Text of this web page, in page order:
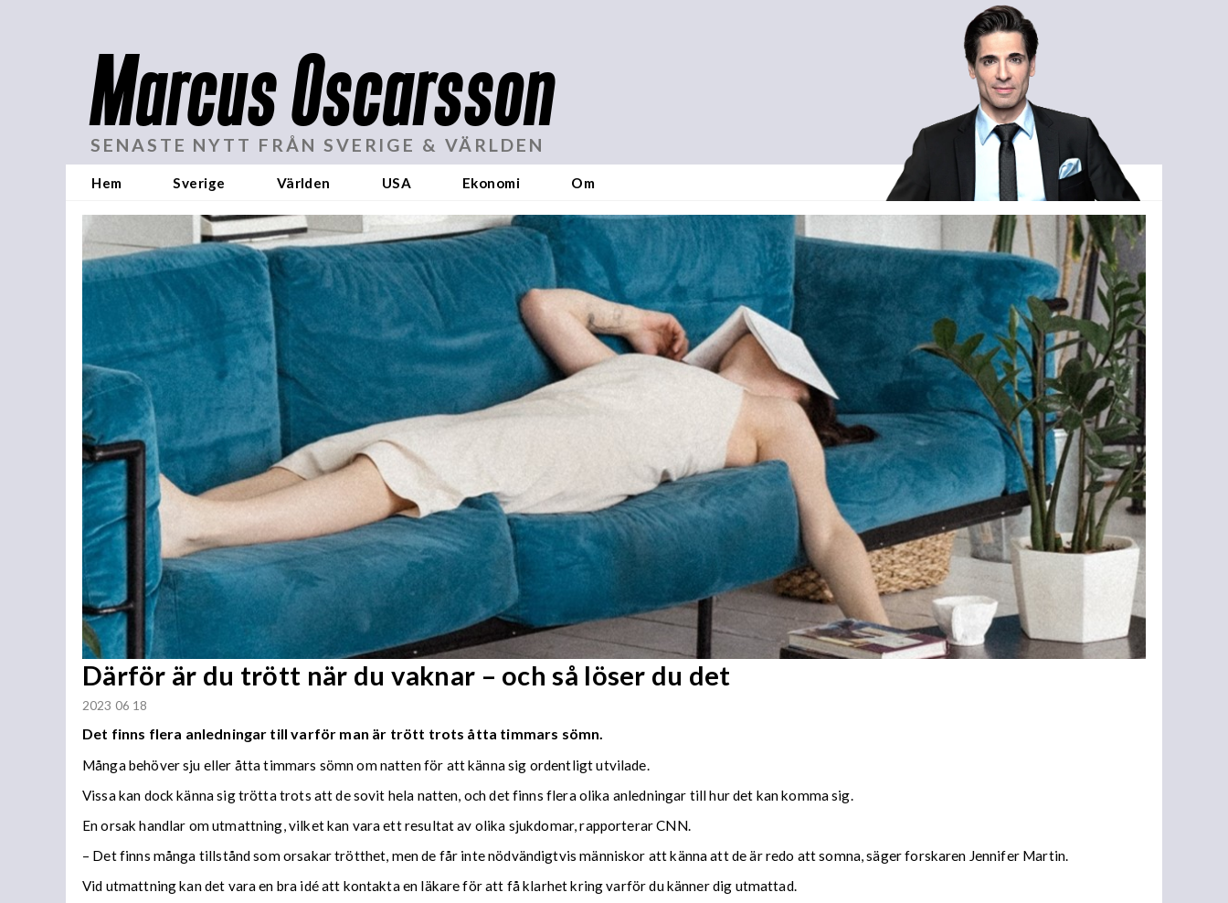
Marcus Oscarsson
SENASTE NYTT FRÅN SVERIGE & VÄRLDEN
Hem Sverige Världen USA Ekonomi Om
Därför är du trött när du vaknar – och så löser du det
2023 06 18
Det finns flera anledningar till varför man är trött trots åtta timmars sömn.
Många behöver sju eller åtta timmars sömn om natten för att känna sig ordentligt utvilade.
Vissa kan dock känna sig trötta trots att de sovit hela natten, och det finns flera olika anledningar till hur det kan komma sig.
En orsak handlar om utmattning, vilket kan vara ett resultat av olika sjukdomar, rapporterar CNN.
– Det finns många tillstånd som orsakar trötthet, men de får inte nödvändigtvis människor att känna att de är redo att somna, säger forskaren Jennifer Martin.
Vid utmattning kan det vara en bra idé att kontakta en läkare för att få klarhet kring varför du känner dig utmattad.